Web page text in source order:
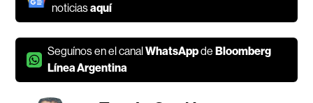
noticiasaquí
Seguínos en el canalWhatsAppdeBloomberg
Línea Argentina